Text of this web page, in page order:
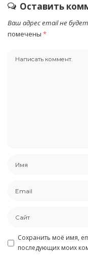
Оставить
Ваш адрес email не
помечены *
Сохранить моё имя,
последующих моих